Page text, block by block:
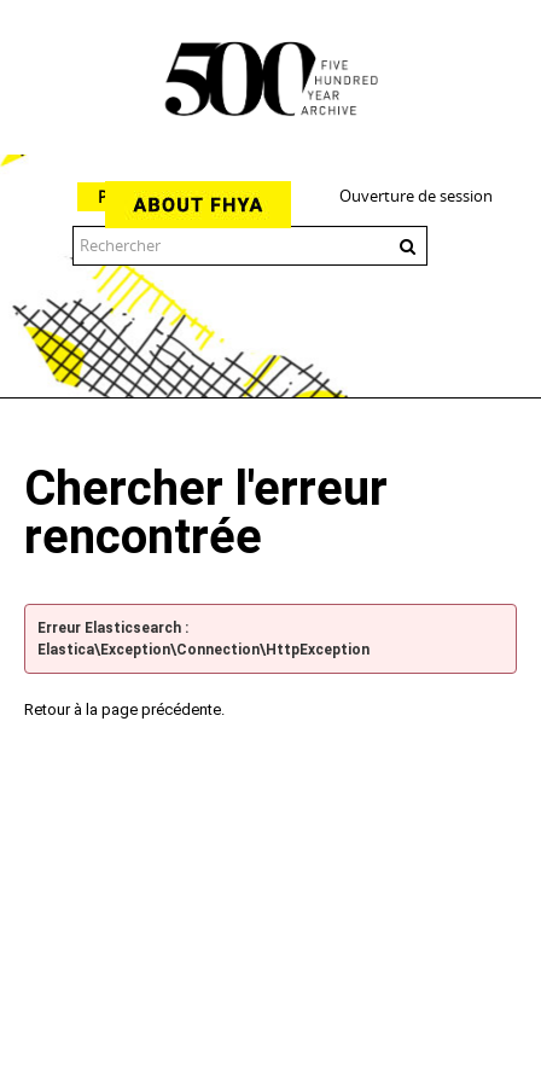
Ouverture de session
Parcourir
Chercher l'erreur
rencontrée
Erreur Elasticsearch :
Elastica\Exception\Connection\HttpException
Retour à la page précédente.